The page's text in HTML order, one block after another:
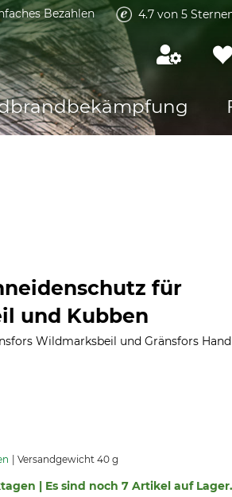
Bezahlen 4.7 von 5
für
und Kubben
Wildmarksbeil und Gränsfors
Versandgewicht 40 g
| Es sind noch 7 Artikel auf Lager.